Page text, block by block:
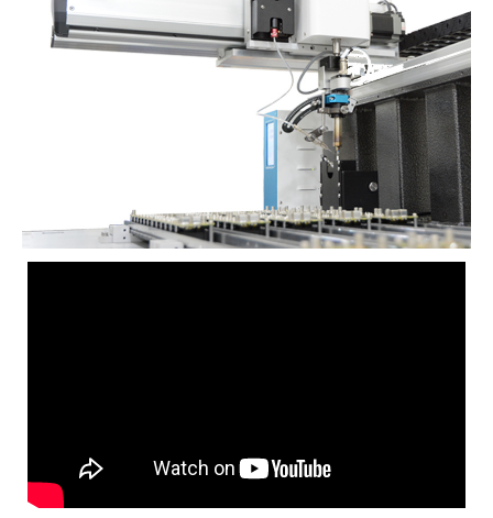
Ứng dụng pha chế
Ứng dụng khắc / xử lý
Ứng dụng hàn